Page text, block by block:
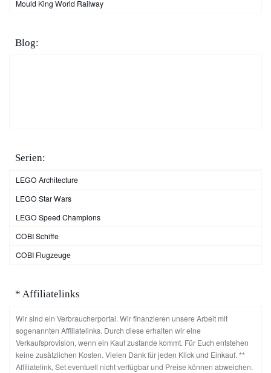
Mould King World Railway
Blog:
Serien:
LEGO Architecture
LEGO Star Wars
LEGO Speed Champions
COBI Schiffe
COBI Flugzeuge
* Affiliatelinks
Wir sind ein Verbraucherportal. Wir finanzieren unsere Arbeit mit
sogenannten Affiliatelinks. Durch diese erhalten wir eine
Verkaufsprovision, wenn ein Kauf zustande kommt. Für Euch entstehen
keine zusätzlichen Kosten. Vielen Dank für jeden Klick und Einkauf. **
Affiliatelink, Set eventuell nicht verfügbar und Preise können abweichen.